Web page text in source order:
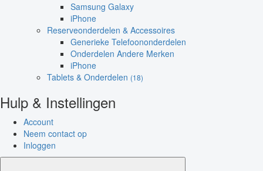
Samsung Galaxy
iPhone
Reserveonderdelen & Accessoires
Generieke Telefoononderdelen
Onderdelen Andere Merken
iPhone
Tablets & Onderdelen (18)
Hulp & Instellingen
Account
Neem contact op
Inloggen